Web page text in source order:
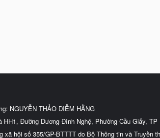
NGUYỄN THẢO DIỄM HẰNG
HH1, Đường Dương Đình Nghệ, Phường Cầu Giấy, TP
xã hội số 355/GP-BTTTT do Bộ Thông tin và Truyền